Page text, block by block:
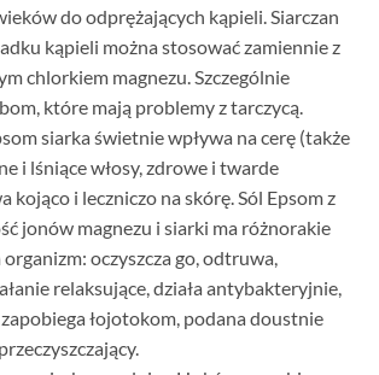
do odprężających kąpieli. Siarczan
kąpieli można stosować zamiennie z
chlorkiem magnezu. Szczególnie
które mają problemy z tarczycą.
siarka świetnie wpływa na cerę (także
i lśniące włosy, zdrowe i twarde
kojąco i leczniczo na skórę. Sól Epsom z
jonów magnezu i siarki ma różnorakie
oczyszcza go, odtruwa,
relaksujące, działa antybakteryjnie,
łojotokom, podana doustnie